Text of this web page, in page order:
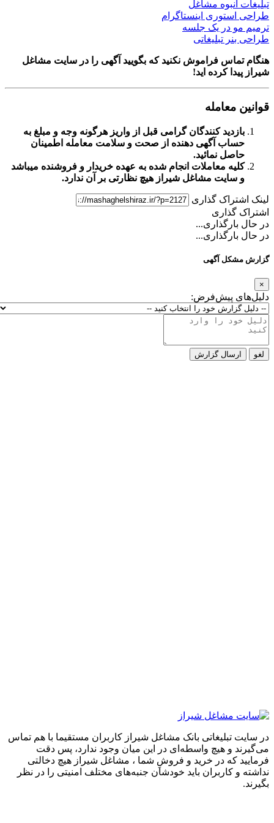
مشاغل
اینستاگرام
در یک جلسه
تبلیغاتی
فراموش نکنید که بگویید آگهی را درسایت مشاغل
کرده اید!
کنندگان گرامی قبل از واریز هرگونه وجه و مبلغ به
آگهی دهنده از صحت و سلامت معامله اطمینان
نمائید.
معاملات انجام شده به عهده خریدار و فروشنده میباشد
سایت مشاغل شیرازهیچ نظارتی بر آن ندارد.
گذاری
آگهی
پیش‌فرض:
گزارش
بانک مشاغل شیراز کاربران مستقیما با هم تماس
و هیچ واسطه‌ای در این میان وجود ندارد، پس دقت
که در خرید و فروشِ شما ، مشاغل شیراز هیچ دخالتی
کاربران باید خودشان جنبه‌های مختلف امنیتی را در نظر